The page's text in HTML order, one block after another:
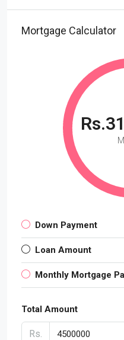
Mortgage Calculator
Down Payment
Loan Amount
Monthly Mortgage
Total Amount
Rs.